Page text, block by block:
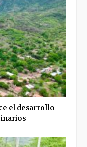
el desarrollo